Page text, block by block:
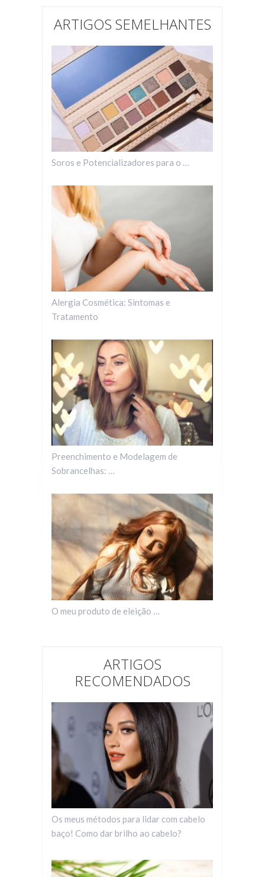
ARTIGOS SEMELHANTES
Soros e Potencializadores para o …
Alergia Cosmética: Sintomas e
Tratamento
Preenchimento e Modelagem de
Sobrancelhas: …
O meu produto de eleição …
ARTIGOS
RECOMENDADOS
Os meus métodos para lidar com cabelo
baço! Como dar brilho ao cabelo?